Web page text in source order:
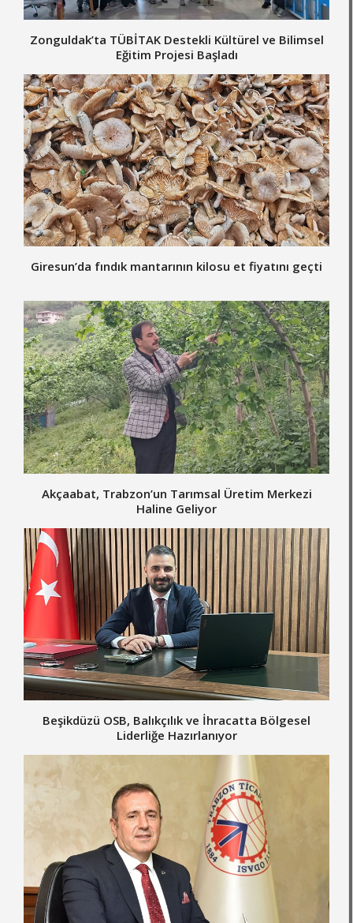
Zonguldak’ta TÜBİTAK Destekli Kültürel ve Bilimsel
Eğitim Projesi Başladı
Giresun’da fındık mantarının kilosu et fiyatını geçti
Akçaabat, Trabzon’un Tarımsal Üretim Merkezi
Haline Geliyor
Beşikdüzü OSB, Balıkçılık ve İhracatta Bölgesel
Liderliğe Hazırlanıyor